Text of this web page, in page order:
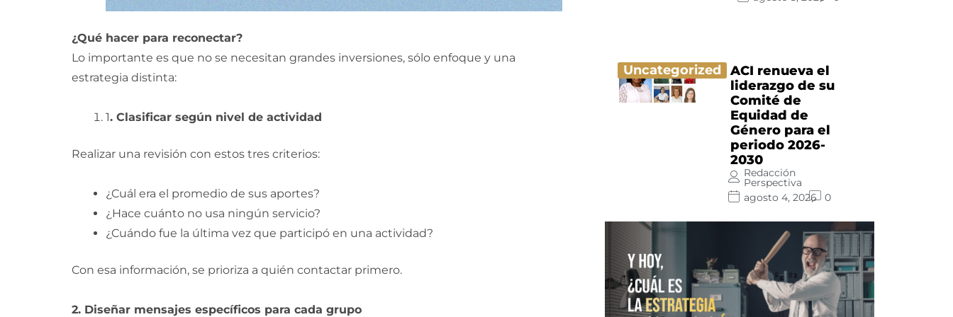
¿Qué hacer para reconectar?
Lo importante es que no se necesitan grandes inversiones, sólo enfoque y una
estrategia distinta:
1. Clasificar según nivel de actividad
Realizar una revisión con estos tres criterios:
¿Cuál era el promedio de sus aportes?
¿Hace cuánto no usa ningún servicio?
¿Cuándo fue la última vez que participó en una actividad?
Con esa información, se prioriza a quién contactar primero.
2. Diseñar mensajes específicos para cada grupo
Uncategorized
ACI renueva el
liderazgo de su
Comité de
Equidad de
Género para el
periodo 2026-
2030
Redacción
Perspectiva
agosto 4, 2026
0